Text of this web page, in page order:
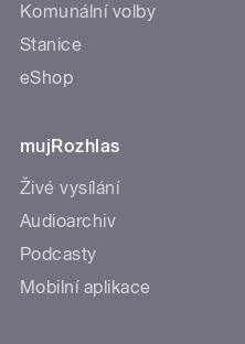
Komunální volby
Stanice
eShop
mujRozhlas
Živé vysílání
Audioarchiv
Podcasty
Mobilní aplikace